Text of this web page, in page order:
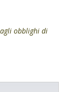
obblighi di